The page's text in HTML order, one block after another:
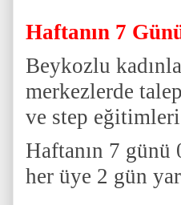
Haftanın 7
Beykozlu
merkezlerde
ve step
Haftanın 7 günü
her üye 2 gün